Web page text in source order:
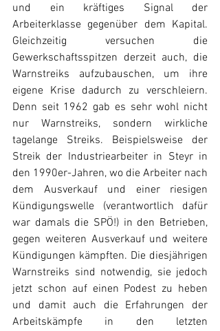
und ein kräftiges Signal der
Arbeiterklasse gegenüber dem Kapital.
Gleichzeitig versuchen die
Gewerkschaftsspitzen derzeit auch, die
Warnstreiks aufzubauschen, um ihre
eigene Krise dadurch zu verschleiern.
Denn seit 1962 gab es sehr wohl nicht
nur Warnstreiks, sondern wirkliche
tagelange Streiks. Beispielsweise der
Streik der Industriearbeiter in Steyr in
den 1990er-Jahren, wo die Arbeiter nach
dem Ausverkauf und einer riesigen
Kündigungswelle (verantwortlich dafür
war damals die SPÖ!) in den Betrieben,
gegen weiteren Ausverkauf und weitere
Kündigungen kämpften. Die diesjährigen
Warnstreiks sind notwendig, sie jedoch
jetzt schon auf einen Podest zu heben
und damit auch die Erfahrungen der
Arbeitskämpfe in den letzten